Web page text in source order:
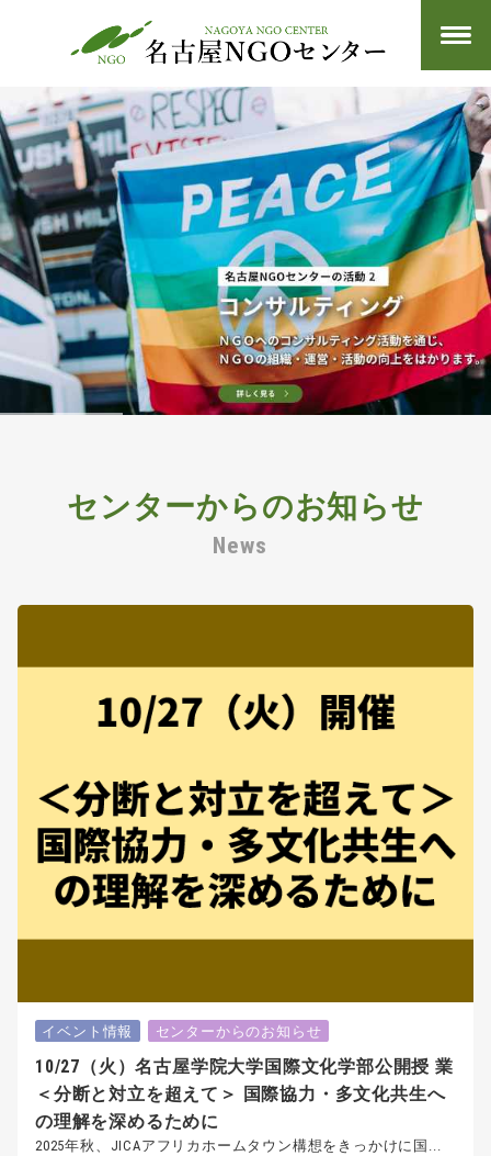
センターからのお知らせ
News
イベント情報 センターからのお知らせ
10/27（火）名古屋学院大学国際文化学部公開授 業
＜分断と対立を超えて＞ 国際協力・多文化共生へ
の理解を深めるために
2025年秋、JICAアフリカホームタウン構想をきっかけに国...